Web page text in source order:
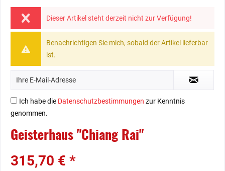
Dieser Artikel steht derzeit nicht zur Verfügung!
Benachrichtigen Sie mich, sobald der Artikel lieferbar
ist.
Ich habe die Datenschutzbestimmungen zur Kenntnis
genommen.
Geisterhaus "Chiang Rai"
315,70 € *